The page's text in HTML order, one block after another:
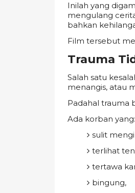
Inilah yang
mengulang
bahkan
Film tersebut
Trauma
Salah satu
menangis, atau
Padahal trauma
Ada korban yang:
sulit
terlihat
tertawa
bingung,